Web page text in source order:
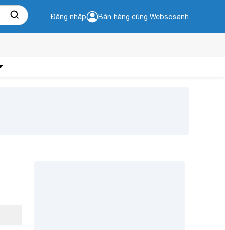
Đăng nhập Bán hàng cùng Websosanh